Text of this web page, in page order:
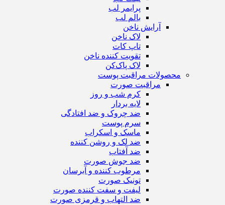
پرایمر لب
بالم لب
آرایش ناخن
لاک ناخن
تاپ‌ کات
تقویت کننده ناخن
لاک پاک‌کن
محصولات مراقبت پوست
مراقبت صورت
کرم شب و روز
لایه بردار
ضد چروک و ضد افتادگی
سرم پوست
ماسک و اسکراب
ضد لک و روشن کننده
ضد آفتاب
ضد جوش صورت
مرطوب کننده و آبرسان
تونیک صورت
لیفت و سفت کننده صورت
ضد التهاب و قرمزی صورت